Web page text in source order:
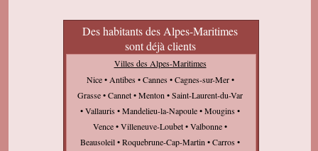
Des habitants des Alpes-Maritimes
sont déjà clients
Villes des Alpes-Maritimes
Nice • Antibes • Cannes • Cagnes-sur-Mer •
Grasse • Cannet • Menton • Saint-Laurent-du-Var
• Vallauris • Mandelieu-la-Napoule • Mougins •
Vence • Villeneuve-Loubet • Valbonne •
Beausoleil • Roquebrune-Cap-Martin • Carros •